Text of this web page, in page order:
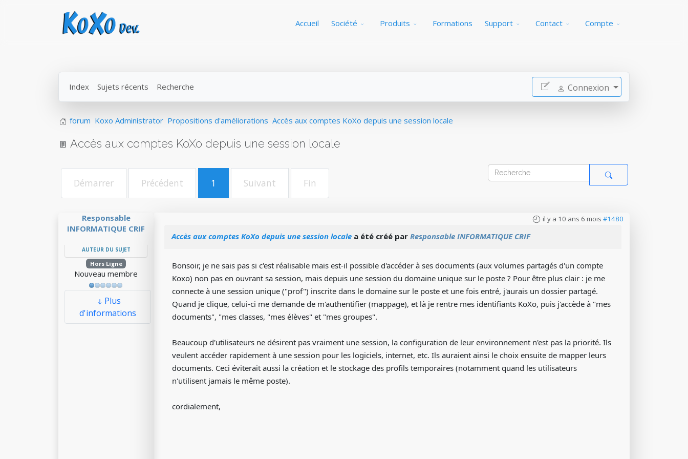
Accueil Société Produits Formations Support Contact Compte
Index Sujets récents Recherche Connexion
forum Koxo Administrator Propositions d'améliorations Accès aux comptes KoXo depuis une session locale
Accès aux comptes KoXo depuis une session locale
Démarrer Précédent 1 Suivant Fin
Responsable
INFORMATIQUE CRIF
AUTEUR DU SUJET
Hors Ligne
Nouveau membre
Plus
d'informations
il y a 10 ans 6 mois #1480
Accès aux comptes KoXo depuis une session locale a été créé par Responsable INFORMATIQUE CRIF
Bonsoir, je ne sais pas si c'est réalisable mais est-il possible d'accéder à ses documents (aux volumes partagés d'un compte
Koxo) non pas en ouvrant sa session, mais depuis une session du domaine unique sur le poste ? Pour être plus clair : je me
connecte à une session unique ("prof") inscrite dans le domaine sur le poste et une fois entré, j'aurais un dossier partagé.
Quand je clique, celui-ci me demande de m'authentifier (mappage), et là je rentre mes identifiants KoXo, puis j'accède à "mes
documents", "mes classes, "mes élèves" et "mes groupes".
Beaucoup d'utilisateurs ne désirent pas vraiment une session, la configuration de leur environnement n'est pas la priorité. Ils
veulent accéder rapidement à une session pour les logiciels, internet, etc. Ils auraient ainsi le choix ensuite de mapper leurs
documents. Ceci éviterait aussi la création et le stockage des profils temporaires (notamment quand les utilisateurs
n'utilisent jamais le même poste).
cordialement,